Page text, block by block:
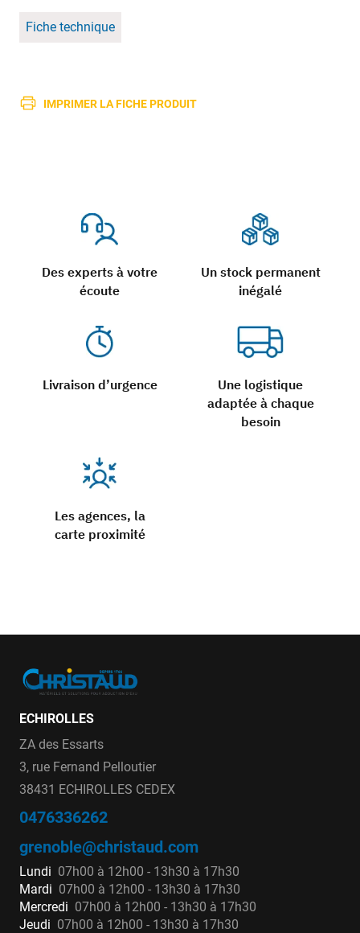
Fiche technique
IMPRIMER LA FICHE PRODUIT
Des experts à votre
écoute
Un stock permanent
inégalé
Livraison d’urgence
Une logistique
adaptée à chaque
besoin
Les agences, la
carte proximité
ECHIROLLES
ZA des Essarts
3, rue Fernand Pelloutier
38431 ECHIROLLES CEDEX
0476336262
grenoble@christaud.com
Lundi 07h00 à 12h00 - 13h30 à 17h30
Mardi 07h00 à 12h00 - 13h30 à 17h30
Mercredi 07h00 à 12h00 - 13h30 à 17h30
Jeudi 07h00 à 12h00 - 13h30 à 17h30